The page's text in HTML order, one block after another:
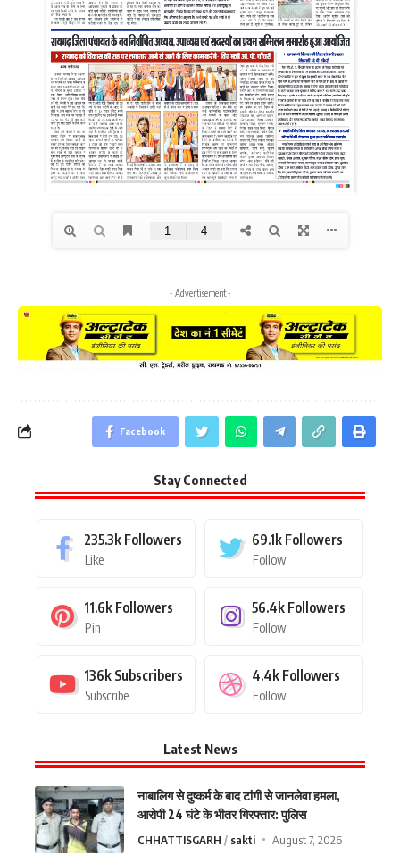
- Advertisement -
Facebook
Stay Connected
235.3k Followers
Like
69.1k Followers
Follow
11.6k Followers
Pin
56.4k Followers
Follow
136k Subscribers
Subscribe
4.4k Followers
Follow
Latest News
नाबालिग से दुष्कर्म के बाद टांगी से जानलेवा हमला,
आरोपी 24 घंटे के भीतर गिरफ्तार: पुलिस
CHHATTISGARH sakti August 7, 2026